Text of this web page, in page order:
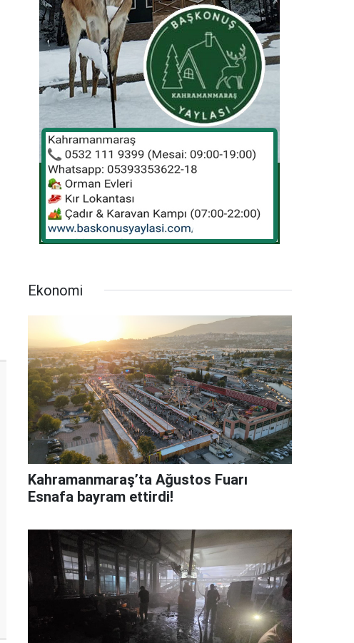
Ekonomi
Kahramanmaraş’ta Ağustos Fuarı
Esnafa bayram ettirdi!